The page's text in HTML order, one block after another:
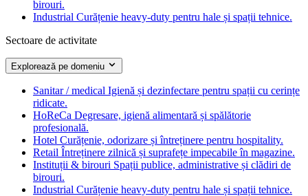
birouri.
Industrial Curățenie heavy-duty pentru hale și spații tehnice.
Sectoare de activitate
Explorează pe domeniu
Sanitar / medical Igienă și dezinfectare pentru spații cu cerințe
ridicate.
HoReCa Degresare, igienă alimentară și spălătorie
profesională.
Hotel Curățenie, odorizare și întreținere pentru hospitality.
Retail Întreținere zilnică și suprafețe impecabile în magazine.
Instituții & birouri Spații publice, administrative și clădiri de
birouri.
Industrial Curățenie heavy-duty pentru hale și spații tehnice.